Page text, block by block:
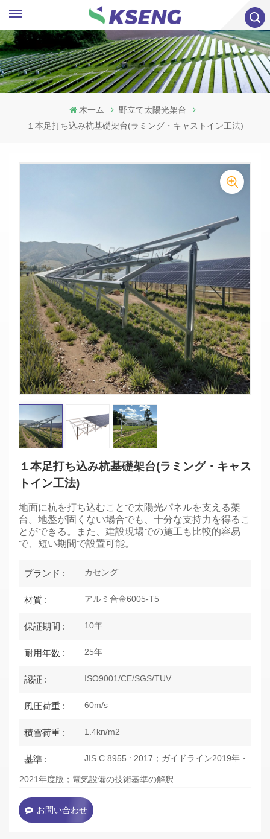
木一ム
野立て太陽光架台
１本足打ち込み杭基礎架台(ラミング・キャストイン工法)
１本足打ち込み杭基礎架台(ラミング・キャス
トイン工法)
地面に杭を打ち込むことで太陽光パネルを支える架
台。地盤が固くない場合でも、十分な支持力を得るこ
とができる。また、建設現場での施工も比較的容易
で、短い期間で設置可能。
プランド : カセング
材質 : アルミ合金6005-T5
保証期間 : 10年
耐用年数 : 25年
認証 : ISO9001/CE/SGS/TUV
風圧荷重 : 60m/s
積雪荷重 : 1.4kn/m2
基準 : JIS C 8955 : 2017；ガイドライン2019年・
2021年度版；電気設備の技術基準の解釈
お問い合わせ